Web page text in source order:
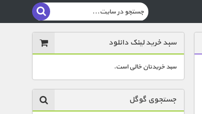
سبد خرید لینک دانلود
سبد خریدتان خالی است.
جستجوی گوگل